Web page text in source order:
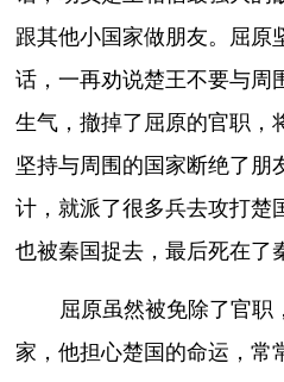
跟其他小国家做朋友。屈原
话，一再劝说楚王不要与周
生气，撤掉了屈原的官职，
坚持与周围的国家断绝了朋
计，就派了很多兵去攻打楚
也被秦国捉去，最后死在了
屈原虽然被免除了官职
家，他担心楚国的命运，常